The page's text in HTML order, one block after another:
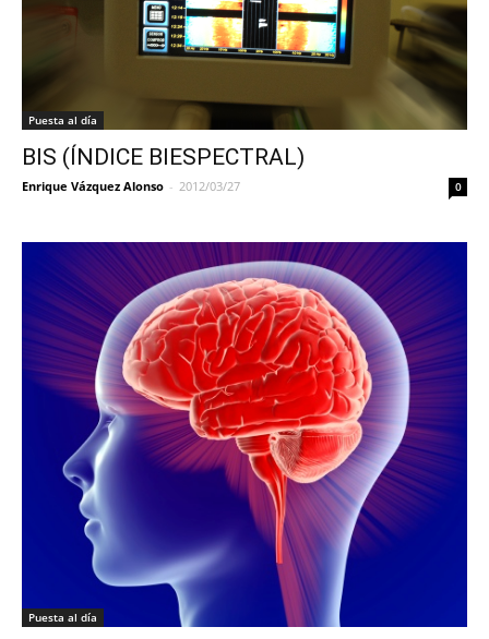
Puesta al día
BIS (ÍNDICE BIESPECTRAL)
Enrique Vázquez Alonso - 2012/03/27 0
Puesta al día